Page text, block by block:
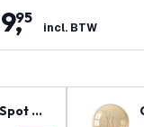
9,
95
incl. BTW
Di